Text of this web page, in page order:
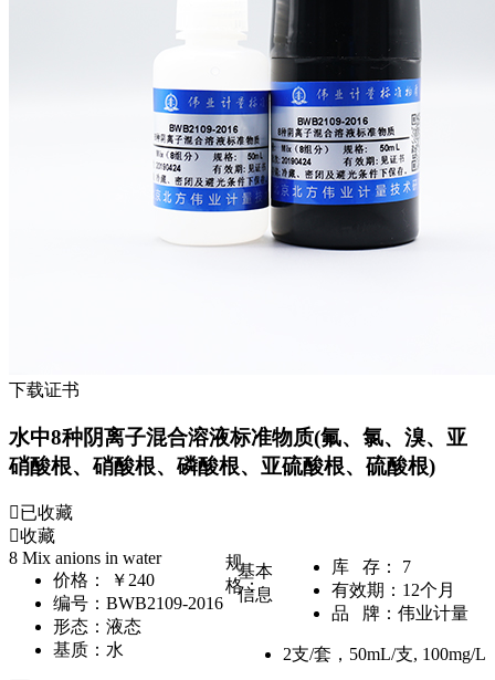
下载证书
水中8种阴离子混合溶液标准物质(氟、氯、溴、亚
硝酸根、硝酸根、磷酸根、亚硫酸根、硫酸根)
已收藏
收藏
8 Mix anions in water
价格：
￥240
编号： BWB2109-2016
形态： 液态
基质： 水
库 存：
7
有效期： 12个月
品 牌： 伟业计量
规
格：
2支/套，50mL/支, 100mg/L
基本
信息